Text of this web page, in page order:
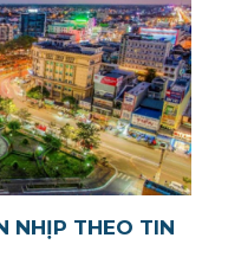
NHỊP THEO TIN